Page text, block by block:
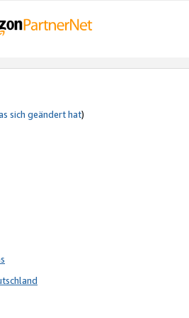
sich geändert hat)